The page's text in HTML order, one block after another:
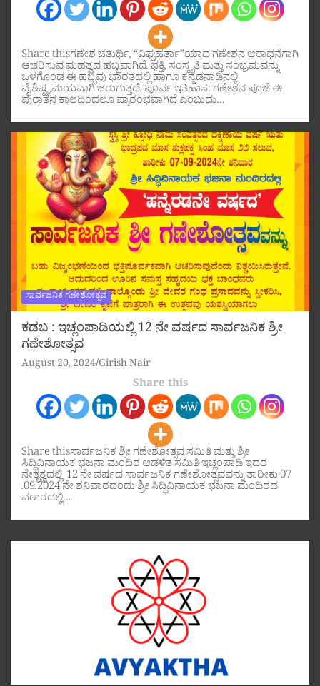
Share thisಗಣೇಶ ಚತುರ್ಥಿ, “ವಿಘ್ನಹರ್ತಾ”ಯಾದ ಗಣೇಶನ ಆರಾಧನೆಗಾಗಿ
ಆಚರಿಸುವ ಮಹತ್ವದ ಹಬ್ಬವಾಗಿದೆ. ಭಕ್ತಿ, ಸಂಸ್ಕೃತಿ ಮತ್ತು ಸಂಭ್ರಮವನ್ನು
ಒಳಗೊಂಡ ಈ ಹಬ್ಬವು ಭಾರತದಲ್ಲಿ ಹಾಗೂ ಕನ್ನಡನಾಡಿನಲ್ಲಿ
ವೈಶಿಷ್ಟ್ಯಮಯವಾಗಿ ಜರುಗುತ್ತದೆ. ಪೂರ್ವ ಇತಿಹಾಸ: ಗಣೇಶನ ಪೂಜೆ ಈ
ಪುರಾತನ ಕಾಲದಿಂದಲೂ ಪ್ರಾರಂಭವಾಗಿದೆ ಎಂಬುದು…
ಸಾರ್ವಜನಿಕ ಗಣೇಶೋತ್ಸವ
ಕಡಬ : ಇಚ್ಲಂಪಾಡಿಯಲ್ಲಿ 12 ನೇ ವರ್ಷದ ಸಾರ್ವಜನಿಕ ಶ್ರೀ
ಗಣೇಶೋತ್ಸವ
August 20, 2024 Girish Nair
Share this
Share thisಸಾರ್ವಜನಿಕ ಶ್ರೀ ಗಣೇಶೋತ್ಸವ ಸಮಿತಿ ಮತ್ತು ಶ್ರೀ
ಸಿದ್ಧಿವಿನಾಯಕ ಭಜನಾ ಮಂದಿರ ಆಡಳಿತ ಸಮಿತಿ ಇಚ್ಲಂಪಾಡಿ ಇದರ
ನೇತೃತ್ವದಲ್ಲಿ 12 ನೇ ವರ್ಷದ ಸಾರ್ವಜನಿಕ ಗಣೇಶೋತ್ಸವವನ್ನು ತಾರೀಕು 07
.09.2024 ನೇ ಶನಿವಾರದಂದು ಶ್ರೀ ಸಿದ್ಧಿವಿನಾಯಕ ಭಜನಾ ಮಂದಿರದ
ವಠಾರದಲ್ಲಿ…